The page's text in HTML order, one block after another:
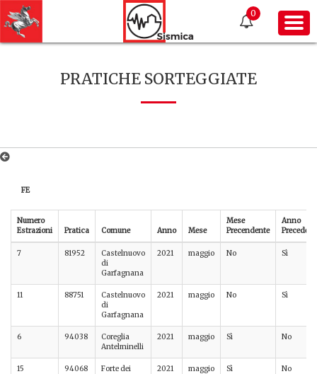
0
PRATICHE SORTEGGIATE
FE
Numero
Estrazioni
Pratica Comune Anno Mese
Mese
Precendente
Anno
7 81952
Castelnuovo
di
Garfagnana
2021 maggio No Sì
11 88751
Castelnuovo
di
Garfagnana
2021 maggio No Sì
6 94038
Coreglia
Antelminelli
2021 maggio Sì No
15 94068
Forte dei
2021 maggio Sì No